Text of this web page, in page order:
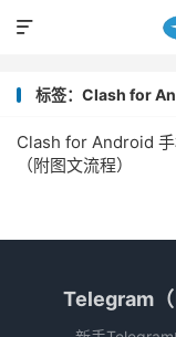

标签：Clash for
Clash for Android
（附图文流程）
Telegram（